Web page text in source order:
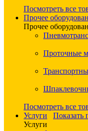
Посмотреть все
Прочее
Прочее
Проточные
Посмотреть все
Услуги
Показать
Услуги